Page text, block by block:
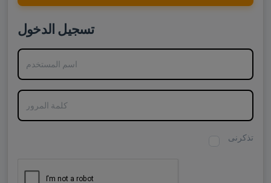
تسجيل الدخول
اسم المستخدم
كلمة المرور
تذكرنى